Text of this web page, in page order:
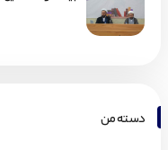
دسته من